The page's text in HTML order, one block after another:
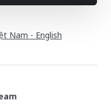
Nam - English